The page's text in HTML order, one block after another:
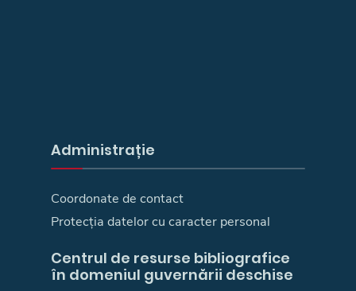
Administrație
Coordonate de contact
Protecția datelor cu caracter personal
Centrul de resurse bibliografice
în domeniul guvernării deschise